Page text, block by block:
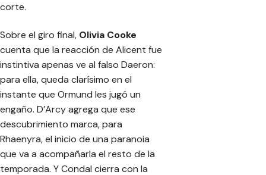
corte.
Sobre el giro final, Olivia Cooke
cuenta que la reacción de Alicent fue
instintiva apenas ve al falso Daeron:
para ella, queda clarísimo en el
instante que Ormund les jugó un
engaño. D’Arcy agrega que ese
descubrimiento marca, para
Rhaenyra, el inicio de una paranoia
que va a acompañarla el resto de la
temporada. Y Condal cierra con la